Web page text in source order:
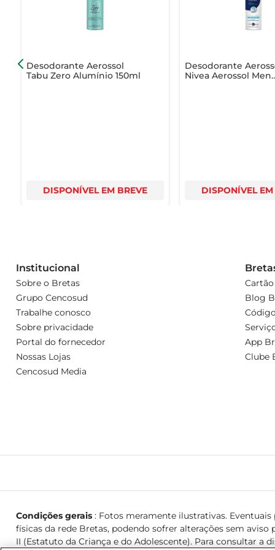
Desodorante Aerossol
Tabu Zero Alumínio 150ml
DISPONÍVEL EM BREVE
Desodorante
Nivea Aerossol Men
DISPONÍVEL EM
Institucional
Sobre o Bretas
Grupo Cencosud
Trabalhe conosco
Sobre privacidade
Portal do fornecedor
Nossas Lojas
Cencosud Media
Blog
App
Clube
Condições gerais: Fotos meramente ilustrativas. Eventuais
físicas da rede Bretas, podendo sofrer alterações sem aviso
II (Estatuto da Criança e do Adolescente). Para consultar a